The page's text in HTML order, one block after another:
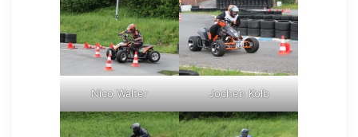
Nico Walter Jochen Kolb